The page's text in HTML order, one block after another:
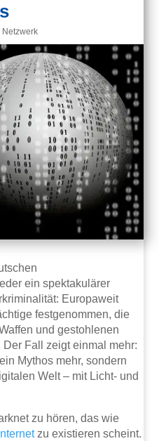
Netzwerk
ein spektakulärer
Europaweit
festgenommen, die
und gestohlenen
Fall zeigt einmal mehr:
Mythos mehr, sondern
Welt – mit Licht- und
zu hören, das wie
Internetzu existieren scheint.